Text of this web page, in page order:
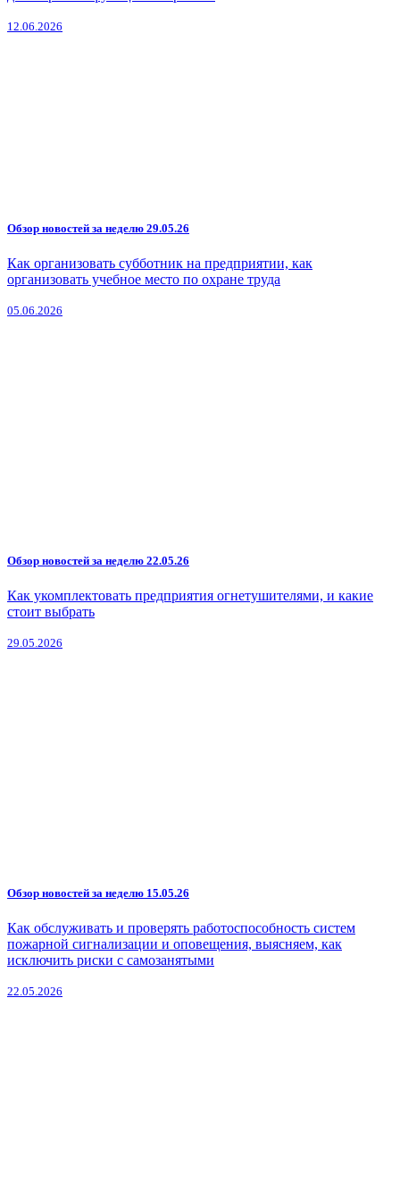
12.06.2026
Обзор новостей за неделю 29.05.26
Как организовать субботник на предприятии, как
организовать учебное место по охране труда
05.06.2026
Обзор новостей за неделю 22.05.26
Как укомплектовать предприятия огнетушителями, и какие
стоит выбрать
29.05.2026
Обзор новостей за неделю 15.05.26
Как обслуживать и проверять работоспособность систем
пожарной сигнализации и оповещения, выясняем, как
исключить риски с самозанятыми
22.05.2026